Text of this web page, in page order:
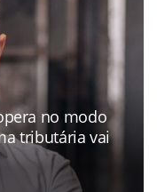
no modo
tributária vai